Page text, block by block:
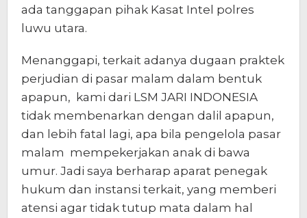
ada tanggapan pihak Kasat Intel polres
luwu utara.
Menanggapi, terkait adanya dugaan praktek
perjudian di pasar malam dalam bentuk
apapun, kami dari LSM JARI INDONESIA
tidak membenarkan dengan dalil apapun,
dan lebih fatal lagi, apa bila pengelola pasar
malam mempekerjakan anak di bawa
umur. Jadi saya berharap aparat penegak
hukum dan instansi terkait, yang memberi
atensi agar tidak tutup mata dalam hal